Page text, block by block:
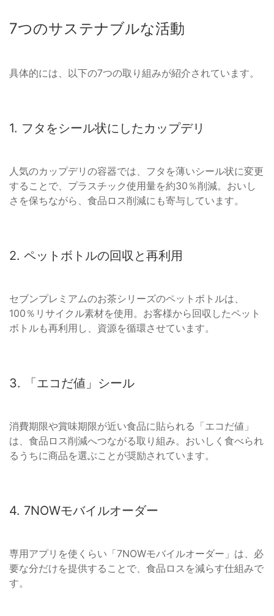
7つのサステナブルな活動
具体的には、以下の7つの取り組みが紹介されています。
1. フタをシール状にしたカップデリ
人気のカップデリの容器では、フタを薄いシール状に変更
することで、プラスチック使用量を約30％削減。おいし
さを保ちながら、食品ロス削減にも寄与しています。
2. ペットボトルの回収と再利用
セブンプレミアムのお茶シリーズのペットボトルは、
100％リサイクル素材を使用。お客様から回収したペット
ボトルも再利用し、資源を循環させています。
3. 「エコだ値」シール
消費期限や賞味期限が近い食品に貼られる「エコだ値」
は、食品ロス削減へつながる取り組み。おいしく食べられ
るうちに商品を選ぶことが奨励されています。
4. 7NOWモバイルオーダー
専用アプリを使くらい「7NOWモバイルオーダー」は、必
要な分だけを提供することで、食品ロスを減らす仕組みで
す。